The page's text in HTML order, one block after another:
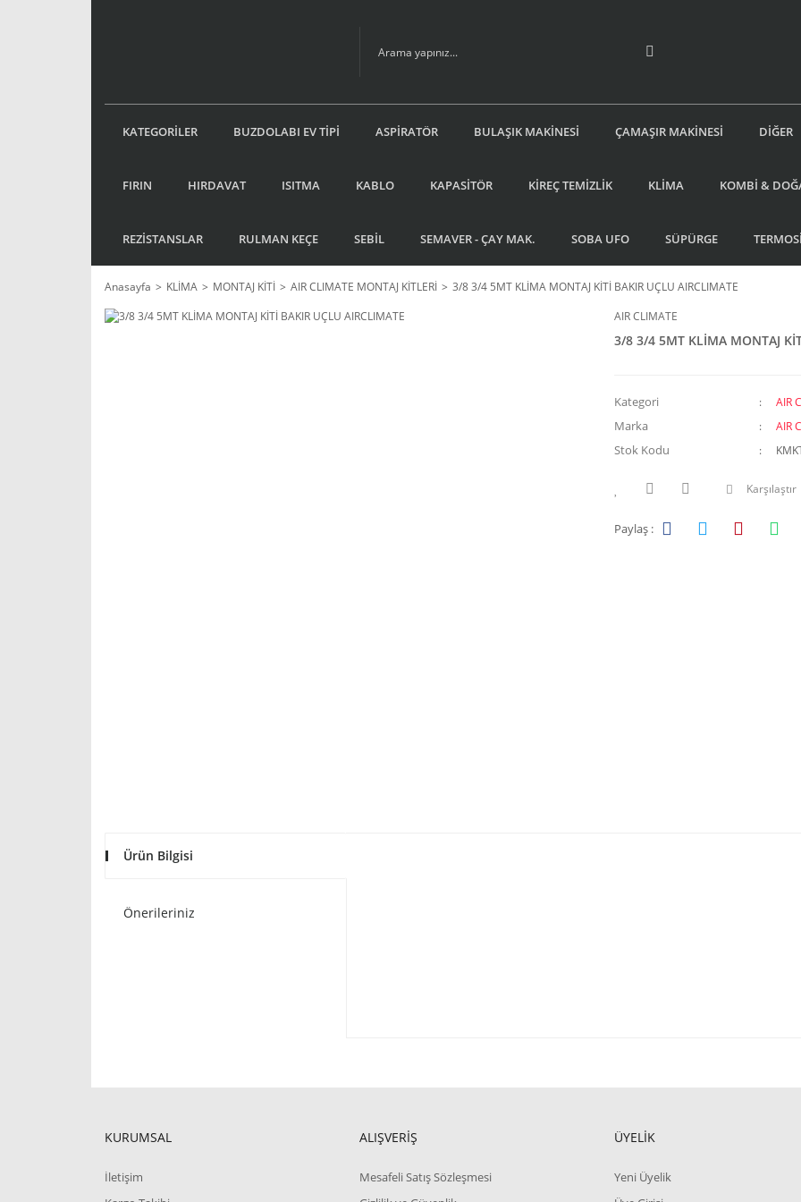
KATEGORİLER BUZDOLABI EV TİPİ ASPİRATÖR BULAŞIK MAKİNESİ ÇAMAŞIR MAKİNESİ DİĞER
FIRIN HIRDAVAT ISITMA KABLO KAPASİTÖR KİREÇ TEMİZLİK KLİMA KOMBİ &
REZİSTANSLAR RULMAN KEÇE SEBİL SEMAVER - ÇAY MAK. SOBA UFO SÜPÜRGE
Anasayfa KLİMA MONTAJ KİTİ AIR CLIMATE MONTAJ KİTLERİ
3/8 3/4 5MT KLİMA MONTAJ KİTİ BAKIR UÇLU AIRCLIMATE
AIR CLIMATE
3/8 3/4 5MT KLİMA MONTAJ
Kategori AIR
Marka AIR
Stok Kodu
Karşılaştır
Paylaş :
Ürün Bilgisi
Önerileriniz
KURUMSAL
İletişim
ALIŞVERİŞ
Mesafeli Satış Sözleşmesi
ÜYELİK
Yeni Üyelik